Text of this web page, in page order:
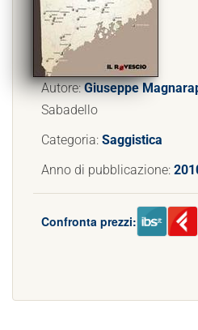
Autore:Giuseppe
Sabadello
Categoria: Saggistica
Anno di pubblicazione:
Confronta prezzi: